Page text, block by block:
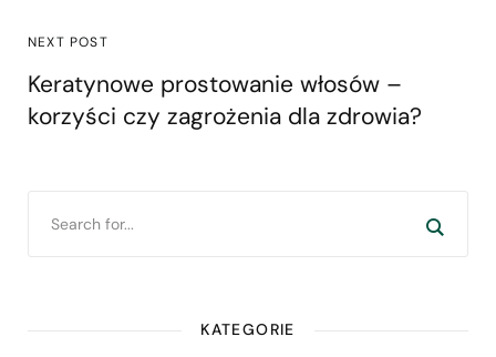
NEXT POST
Keratynowe prostowanie włosów –
korzyści czy zagrożenia dla zdrowia?
KATEGORIE